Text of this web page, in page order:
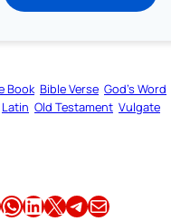
Book Bible Verse God’s Word
Latin Old Testament Vulgate
Share this article on WhatsApp Share this article on LinkedIn Share this article on X Share this article on TelegramEmail this Article